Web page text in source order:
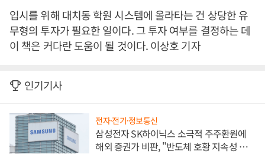
입시를 위해 대치동 학원 시스템에 올라타는 건 상당한 유
무형의 투자가 필요한 일이다. 그 투자 여부를 결정하는 데
이 책은 커다란 도움이 될 것이다. 이상호 기자
인기기사
전자·전기·정보통신
삼성전자 SK하이닉스 소극적 주주환원에
해외 증권가 비판, "반도체 호황 지속성 의